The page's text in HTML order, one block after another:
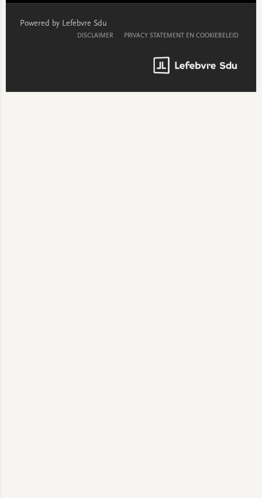
Powered by Lefebvre Sdu
DISCLAIMER PRIVACY STATEMENT EN COOKIEBELEID